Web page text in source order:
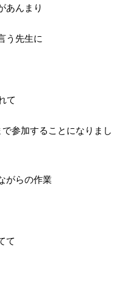
あんまり
う先生に
て
参加することになりまし
がらの作業
て